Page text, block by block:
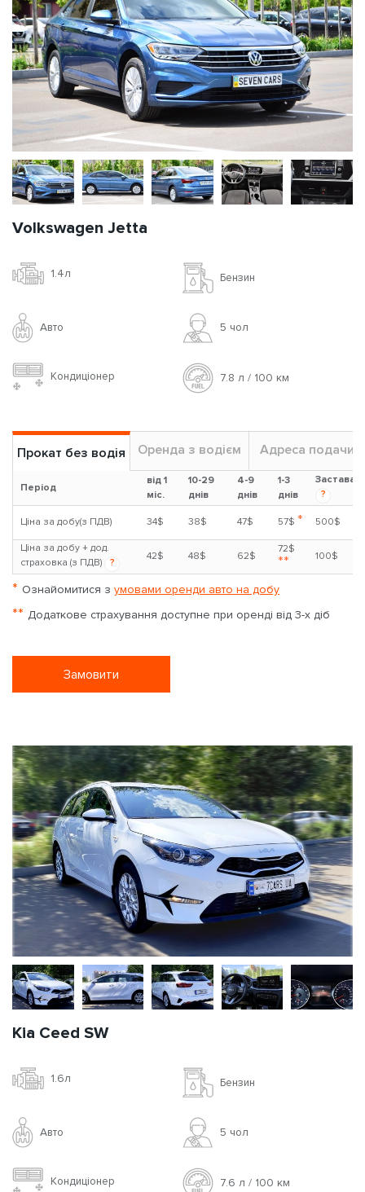
Volkswagen Jetta
1.4л Бензин
Авто 5 чoл
Кондиціонер 7.8 л / 100 км
Прокат без водія Оренда з водієм Адреса подачи
Період
від 1
міс.
10-29
днів
4-9
днів
1-3
днів
Застава
?
Ціна за добу(з ПДВ) 34$ 38$ 47$ 57$ * 500$
Ціна за добу + дод.
страховка (з ПДВ)
?
42$ 48$ 62$
72$
** 100$
* Ознайомитися з умовами оренди авто на добу
** Додаткове страхування доступне при оренді від 3-х діб
Замовити
Kia Ceed SW
1.6л Бензин
Авто 5 чoл
Кондиціонер 7.6 л / 100 км